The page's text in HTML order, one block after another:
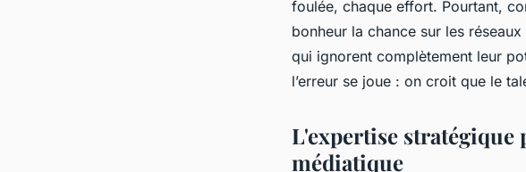
agence marketing sportif
10 min de lecture
foulée, chaque effort. Pourtant,
bonheur la chance sur les
qui ignorent complètement leur
l’erreur se joue : on croit que le
L'expertise
médiatique